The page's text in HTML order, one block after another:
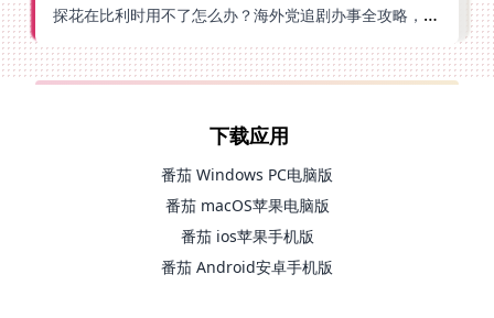
探花在比利时用不了怎么办？海外党追剧办事全攻略，选对加速器就够了
下载应用
番茄 Windows PC电脑版
番茄 macOS苹果电脑版
番茄 ios苹果手机版
番茄 Android安卓手机版